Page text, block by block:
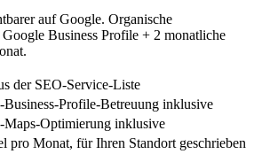
auf Google. Organische
Business Profile + 2 monatliche
der SEO-Service-Liste
Business-Profile-Betreuung inklusive
Maps-Optimierung inklusive
pro Monat, für Ihren Standort geschrieben